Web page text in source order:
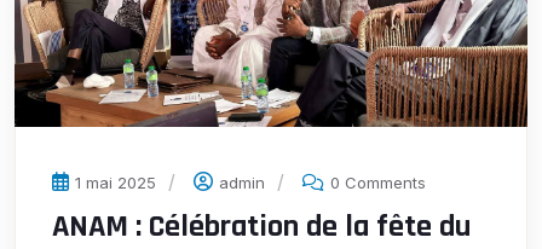
1 mai 2025 admin 0 Comments
ANAM : Célébration de la fête du